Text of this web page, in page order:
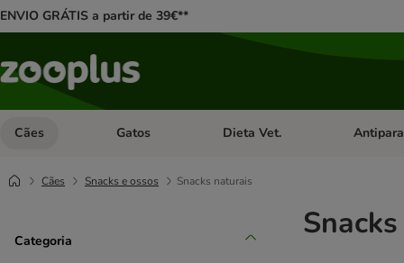
ENVIO GRÁTIS a partir de 39€**
Cães Abrir menu de categoria: Cães
Gatos Abrir menu de categoria: Gatos
Dieta Vet. Abrir
Cães Snacks e ossos Snacks naturais
Categoria